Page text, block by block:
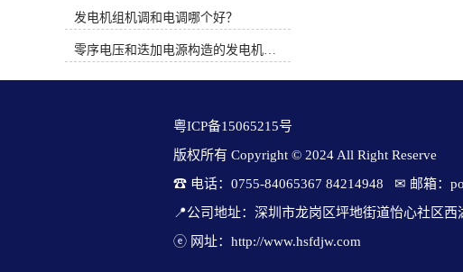
芯。（2）注意油箱及管路的清洁。
（3）注意油箱通风孔及其附近的清
洁，避免污物、灰尘和水由此进入油
箱。（4）绝对不要用水清洗发动
“负”极电缆并断开发动机的31及21针
连接器。（6）注意发动机进气系统
图1 电控柴油机燃油系统原理二、柴
油电控系统故障诊断思路柴油电控系
统是一个精密而复杂的系统，对发动
机的运转性能有很大的影响，不论是
在的技术难题进行重点引荐。通过检
测柴油发电机组维护用交流假负荷，
可以检验柴油发电机组的不平衡负荷
能力，保证稳态的电压调节率、稳态
的频率调节率、瞬间电压调整频率、
率恢复时间、柴油发电机组连续运转
检验。输出电压不平衡度、输出电压
稳压精度、过载能力、动态电压瞬变
切换时间、后备时间、旁路逆变切换
时间。(3)数据清除软件功用：参数清
查数据，对检修仪检查到的各项电气
发电机组机调和电调哪个好？
零序电压和迭加电源构造的发电机单相接地保护
粤ICP备15065215号
版权所有 Copyright © 2024 All Right Reserve
☎ 电话：0755-84065367 84214948   ✉ 邮箱：
📍公司地址：深圳市龙岗区坪地街道怡心社区西
ⓔ 网址：http://www.hsfdjw.com